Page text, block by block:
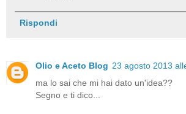
Rispondi
Olio e Aceto Blog 23 agosto 2013
ma lo sai che mi hai dato un'idea??
Segno e ti dico...